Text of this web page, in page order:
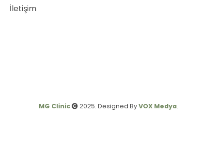
İletişim
MG Clinic 2025. Designed ByVOX Medya.